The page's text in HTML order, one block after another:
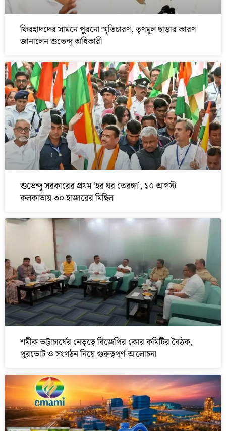
ফিরহাদদের সামনে পুরনো স্মৃতিচারণ, তৃণমূল ছাড়ার কারণ
জানালেন শুভেন্দু অধিকারী
শুভেন্দু সরকারের প্রথম ‘হর ঘর তেরঙ্গা’, ১০ আগস্ট
কলকাতায় ৩০ হাজারের মিছিল
শমীক ভট্টাচার্যের নেতৃত্বে বিজেপির কোর কমিটির বৈঠক,
পুরভোট ও সংগঠন নিয়ে গুরুত্বপূর্ণ আলোচনা